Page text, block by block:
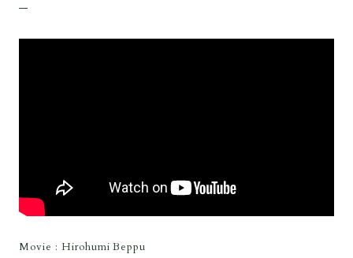
—
Movie : Hirohumi Beppu